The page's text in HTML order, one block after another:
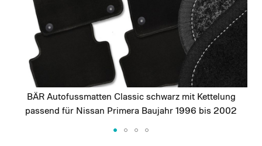
BÄR Autofussmatten Classic schwarz mit Kettelung
passend für Nissan Primera Baujahr 1996 bis 2002